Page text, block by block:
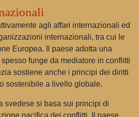
agli affari internazionali ed
internazionali, tra cui le
Europea. Il paese adotta una
funge da mediatore in conflitti
sostiene anche i principi dei diritti
sostenibile a livello globale.
svedese si basa sui principi di
pacifica dei conflitti. Il paese